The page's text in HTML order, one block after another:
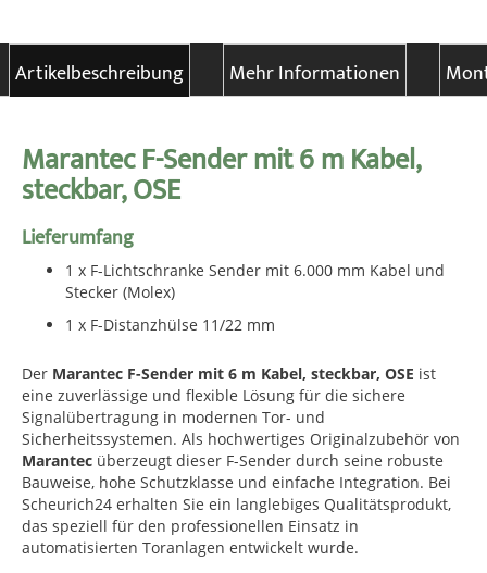
Artikelbeschreibung Mehr Informationen
Marantec F-Sender mit 6 m Kabel,
steckbar, OSE
Lieferumfang
1 x F-Lichtschranke Sender mit 6.000 mm Kabel und
Stecker (Molex)
1 x F-Distanzhülse 11/22 mm
Der Marantec F-Sender mit 6 m Kabel, steckbar, OSE ist
eine zuverlässige und flexible Lösung für die sichere
Signalübertragung in modernen Tor- und
Sicherheitssystemen. Als hochwertiges Originalzubehör von
Marantec überzeugt dieser F-Sender durch seine robuste
Bauweise, hohe Schutzklasse und einfache Integration. Bei
Scheurich24 erhalten Sie ein langlebiges Qualitätsprodukt,
das speziell für den professionellen Einsatz in
automatisierten Toranlagen entwickelt wurde.